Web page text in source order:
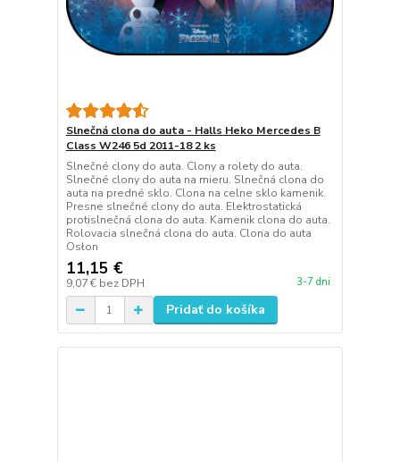
Slnečná clona do auta - Halls Heko Mercedes B
Class W246 5d 2011-18 2 ks
Slnečné clony do auta. Clony a rolety do auta.
Slnečné clony do auta na mieru. Slnečná clona do
auta na predné sklo. Clona na celne sklo kamenik.
Presne slnečné clony do auta. Elektrostatická
protislnečná clona do auta. Kamenik clona do auta.
Rolovacia slnečná clona do auta. Clona do auta
Osłon
11,15 €
9,07 € bez DPH 3-7 dni
Pridať do košíka